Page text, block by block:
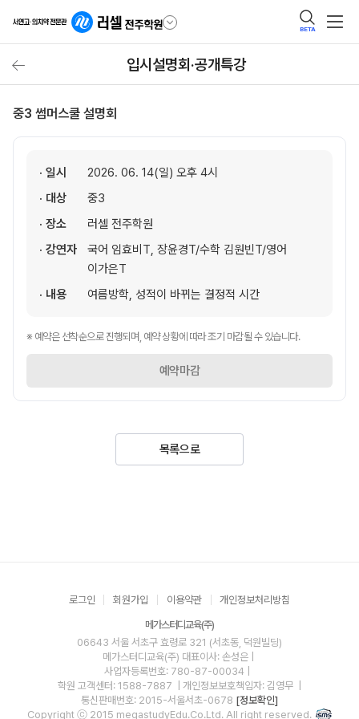
BETA
입시설명회·공개특강
중3 썸머스쿨 설명회
· 일시
2026. 06. 14(일) 오후 4시
· 대상
중3
· 장소
러셀 전주학원
· 강연자
국어 임효비T, 장윤경T/수학 김원빈T/영어
이가은T
· 내용
여름방학, 성적이 바뀌는 결정적 시간
※ 예약은 선착순으로 진행되며, 예약 상황에 따라 조기 마감될 수 있습니다.
예약마감
목록으로
로그인 회원가입 이용약관 개인정보처리방침
메가스터디교육(주)
06643 서울 서초구 효령로 321 (서초동, 덕원빌딩)
메가스터디교육(주) 대표이사: 손성은 |
사업자등록번호: 780-87-00034
학원 고객센터: 1588-7887
| 개인정보보호책임자: 김영무
통신판매번호: 2015-서울서초-0678 [정보확인]
Copyright ⓒ 2015 megastudyEdu.Co.Ltd. All right reserved.